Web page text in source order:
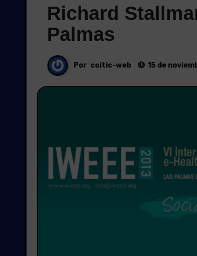
Richard
Palmas
Por coitic-web 15 de